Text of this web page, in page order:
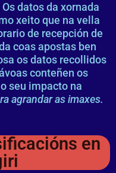
datos da xornada
xeito que na vella
de recepción de
coas apostas ben
os datos recollidos
conteñen os
seu impacto na
agrandar as imaxes.
en